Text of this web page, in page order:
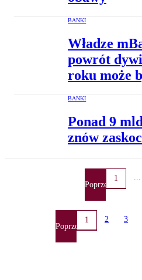
BANKI
Władze
powrót
roku może
BANKI
Ponad 9
znów
Poprzednia
1 ...
Poprzednia
1 2 3